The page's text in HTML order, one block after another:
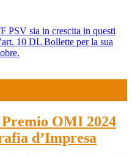
PSV sia in crescita in questi
10 DL Bollette per la sua
OMI 2024
d’Impresa